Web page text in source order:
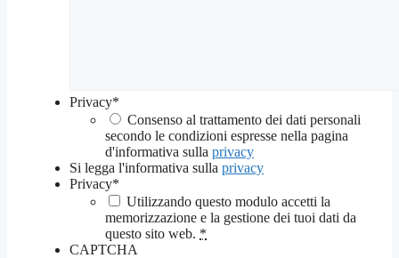
Privacy*
Consenso al trattamento dei dati personali
secondo le condizioni espresse nella pagina
d'informativa sulla privacy
Si legga l'informativa sulla privacy
Privacy*
Utilizzando questo modulo accetti la
memorizzazione e la gestione dei tuoi dati da
questo sito web. *
CAPTCHA